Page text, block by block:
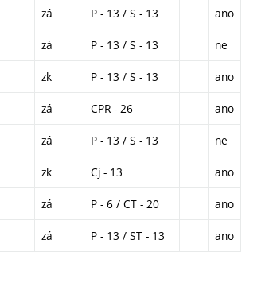
zá P - 13 / S - 13 ano
zá P - 13 / S - 13 ne
zk P - 13 / S - 13 ano
zá CPR - 26 ano
zá P - 13 / S - 13 ne
zk Cj - 13 ano
zá P - 6 / CT - 20 ano
zá P - 13 / ST - 13 ano